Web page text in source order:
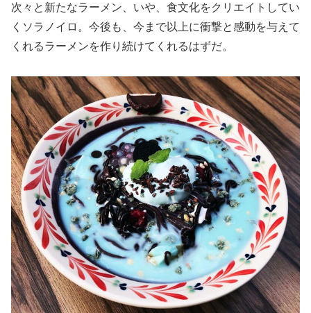
次々と新たなラーメン、いや、食文化をクリエイトしてい
くソラノイロ。今後も、今まで以上に衝撃と感動を与えて
くれるラーメンを作り続けてくれるはずだ。